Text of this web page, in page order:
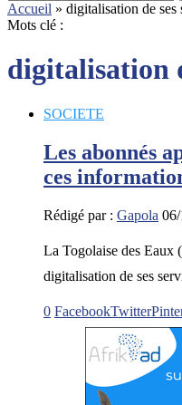
Accueil » digitalisation de ses
Mots clé :
digitalisation
SOCIETE
Les abonnés
ces
Rédigé par : Gapola
La Togolaise des Eaux
digitalisation de ses
0 FacebookTwitter